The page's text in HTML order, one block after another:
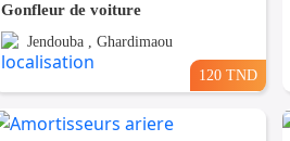
Gonfleur de voiture
Jendouba , Ghardimaou
120 TND